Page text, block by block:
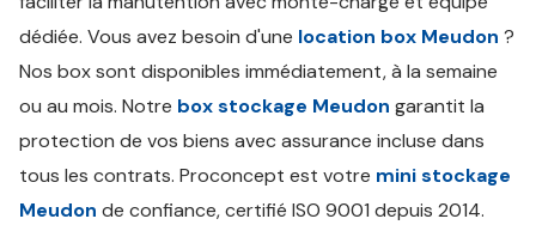
dédiée. Vous avez besoin d'une location box Meudon ?
Nos box sont disponibles immédiatement, à la semaine
ou au mois. Notre box stockage Meudon garantit la
protection de vos biens avec assurance incluse dans
tous les contrats. Proconcept est votre mini stockage
Meudon de confiance, certifié ISO 9001 depuis 2014.